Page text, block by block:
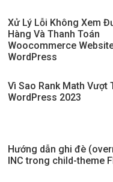
Xử Lý Lỗi Không Xem
Hàng Và Thanh Toán
Woocommerce
WordPress
Vì Sao Rank Math Vượt
WordPress 2023
Hướng dẫn ghi đè
INC trong child-theme